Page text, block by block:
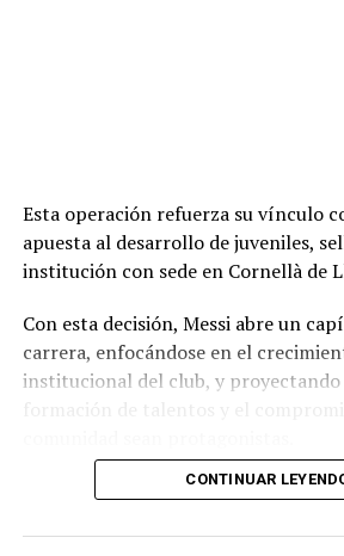
Esta operación refuerza su vínculo
apuesta al desarrollo de juveniles,
institución con sede en Cornellà de
Con esta decisión, Messi abre un
carrera, enfocándose en el
institucional del club, y
CONTINUAR